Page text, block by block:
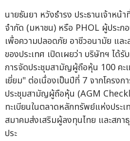
นายธันยา หวังธำรง ประธานเจ้าห
จำกัด (มหาชน) หรือ PHOL ผู้ประก
เพื่อความปลอดภัย อาชีวอนามัย แล
ของประเทศ เปิดเผยว่า บริษัทฯ ได้
การจัดประชุมสามัญผู้ถือหุ้น 100 คะ
เยี่ยม" ต่อเนื่องเป็นปีที่ 7 จากโครง
ประชุมสามัญผู้ถือหุ้น (AGM
ทะเบียนในตลาดหลักทรัพย์แห่งประ
สมาคมส่งเสริมผู้ลงทุนไทย และสภา
ประ